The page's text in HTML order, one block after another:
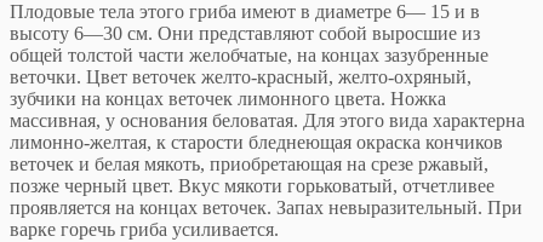
Плодовые тела этого гриба имеют в диаметре 6— 15 и в
высоту 6—30 см. Они представляют собой выросшие из
общей толстой части желобчатые, на концах зазубренные
веточки. Цвет веточек желто-красный, желто-охряный,
зубчики на концах веточек лимонного цвета. Ножка
массивная, у основания беловатая. Для этого вида характерна
лимонно-желтая, к старости бледнеющая окраска кончиков
веточек и белая мякоть, приобретающая на срезе ржавый,
позже черный цвет. Вкус мякоти горьковатый, отчетливее
проявляется на концах веточек. Запах невыразительный. При
варке горечь гриба усиливается.